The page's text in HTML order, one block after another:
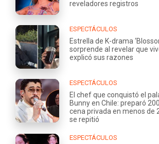
reveladores registros
ESPECTÁCULOS
Estrella de K-drama
sorprende al revelar que
explicó sus razones
ESPECTÁCULOS
El chef que conquistó el
Bunny en Chile: preparó
cena privada en menos de
se repitió
ESPECTÁCULOS